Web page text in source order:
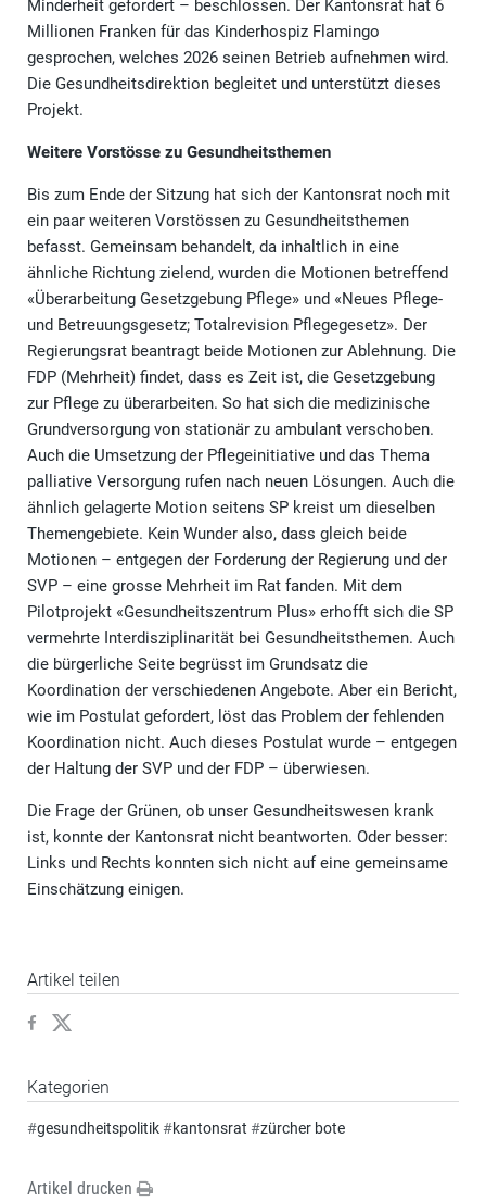
Minderheit gefordert – beschlossen. Der Kantonsrat hat 6
Millionen Franken für das Kinderhospiz Flamingo
gesprochen, welches 2026 seinen Betrieb aufnehmen wird.
Die Gesundheitsdirektion begleitet und unterstützt dieses
Projekt.
Weitere Vorstösse zu Gesundheitsthemen
Bis zum Ende der Sitzung hat sich der Kantonsrat noch mit
ein paar weiteren Vorstössen zu Gesundheitsthemen
befasst. Gemeinsam behandelt, da inhaltlich in eine
ähnliche Richtung zielend, wurden die Motionen betreffend
«Überarbeitung Gesetzgebung Pflege» und «Neues Pflege-
und Betreuungsgesetz; Totalrevision Pflegegesetz». Der
Regierungsrat beantragt beide Motionen zur Ablehnung. Die
FDP (Mehrheit) findet, dass es Zeit ist, die Gesetzgebung
zur Pflege zu überarbeiten. So hat sich die medizinische
Grundversorgung von stationär zu ambulant verschoben.
Auch die Umsetzung der Pflegeinitiative und das Thema
palliative Versorgung rufen nach neuen Lösungen. Auch die
ähnlich gelagerte Motion seitens SP kreist um dieselben
Themengebiete. Kein Wunder also, dass gleich beide
Motionen – entgegen der Forderung der Regierung und der
SVP – eine grosse Mehrheit im Rat fanden. Mit dem
Pilotprojekt «Gesundheitszentrum Plus» erhofft sich die SP
vermehrte Interdisziplinarität bei Gesundheitsthemen. Auch
die bürgerliche Seite begrüsst im Grundsatz die
Koordination der verschiedenen Angebote. Aber ein Bericht,
wie im Postulat gefordert, löst das Problem der fehlenden
Koordination nicht. Auch dieses Postulat wurde – entgegen
der Haltung der SVP und der FDP – überwiesen.
Die Frage der Grünen, ob unser Gesundheitswesen krank
ist, konnte der Kantonsrat nicht beantworten. Oder besser:
Links und Rechts konnten sich nicht auf eine gemeinsame
Einschätzung einigen.
Artikel teilen
Kategorien
#gesundheitspolitik#kantonsrat #zürcher bote
Artikel drucken